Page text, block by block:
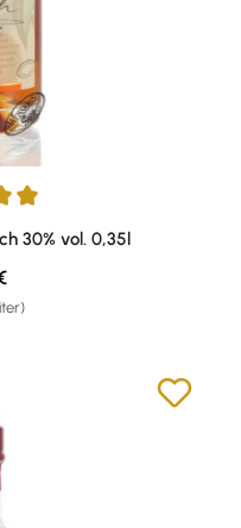
5 von 5 Sternen
30% vol. 0,35l
Preis: